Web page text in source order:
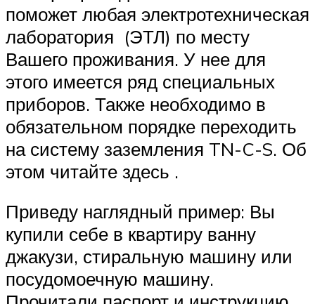
поможет любая электротехническая
лаборатория (ЭТЛ) по месту
Вашего проживания. У нее для
этого имеется ряд специальных
приборов. Также необходимо в
обязательном порядке переходить
на систему заземления TN-C-S. Об
этом читайте здесь .
Приведу наглядный пример: Вы
купили себе в квартиру ванну
джакузи, стиральную машину или
посудомоечную машину.